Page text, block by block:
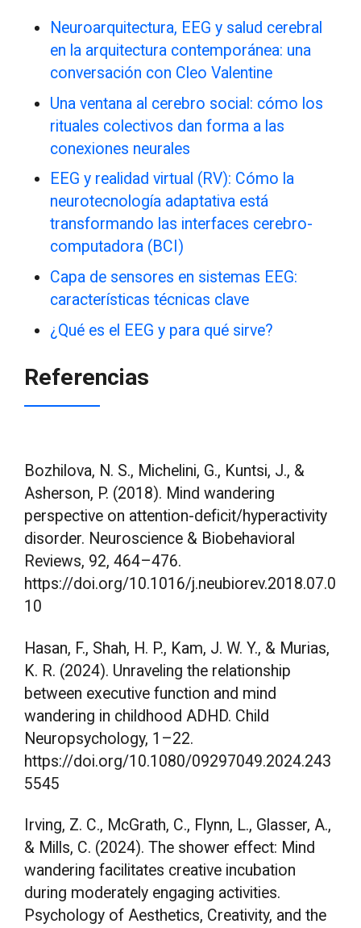
Neuroarquitectura, EEG y salud cerebral
en la arquitectura contemporánea: una
conversación con Cleo Valentine
Una ventana al cerebro social: cómo los
rituales colectivos dan forma a las
conexiones neurales
EEG y realidad virtual (RV): Cómo la
neurotecnología adaptativa está
transformando las interfaces cerebro-
computadora (BCI)
Capa de sensores en sistemas EEG:
características técnicas clave
¿Qué es el EEG y para qué sirve?
Referencias
Bozhilova, N. S., Michelini, G., Kuntsi, J., &
Asherson, P. (2018). Mind wandering
perspective on attention-deficit/hyperactivity
disorder. Neuroscience & Biobehavioral
Reviews, 92, 464–476.
https://doi.org/10.1016/j.neubiorev.2018.07.0
10
Hasan, F., Shah, H. P., Kam, J. W. Y., & Murias,
K. R. (2024). Unraveling the relationship
between executive function and mind
wandering in childhood ADHD. Child
Neuropsychology, 1–22.
https://doi.org/10.1080/09297049.2024.243
5545
Irving, Z. C., McGrath, C., Flynn, L., Glasser, A.,
& Mills, C. (2024). The shower effect: Mind
wandering facilitates creative incubation
during moderately engaging activities.
Psychology of Aesthetics, Creativity, and the